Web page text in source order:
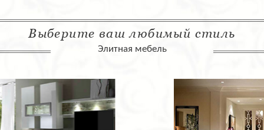
Выберите ваш любимый стиль
Элитная мебель